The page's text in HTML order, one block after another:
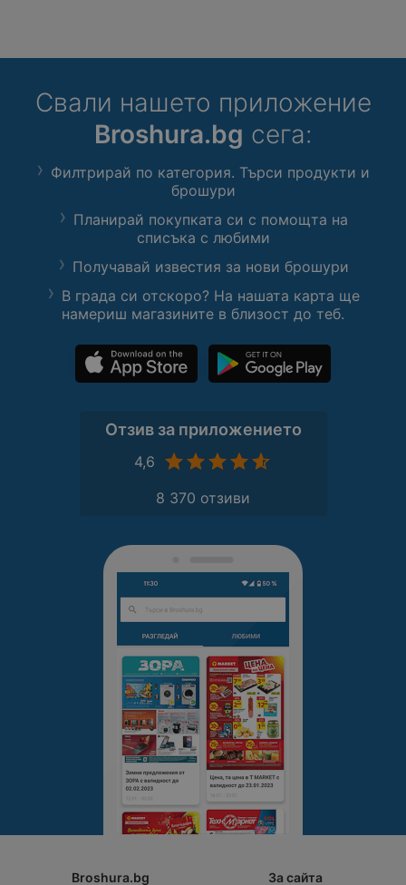
Свали нашето приложение
Broshura.bg сега:
Филтрирай по категория. Търси продукти и
брошури
Планирай покупката си с помощта на
списъка с любими
Получавай известия за нови брошури
В града си отскоро? На нашата карта ще
намериш магазините в близост до теб.
Отзив за приложението
4,6
8 370 отзиви
Broshura.bg За сайта